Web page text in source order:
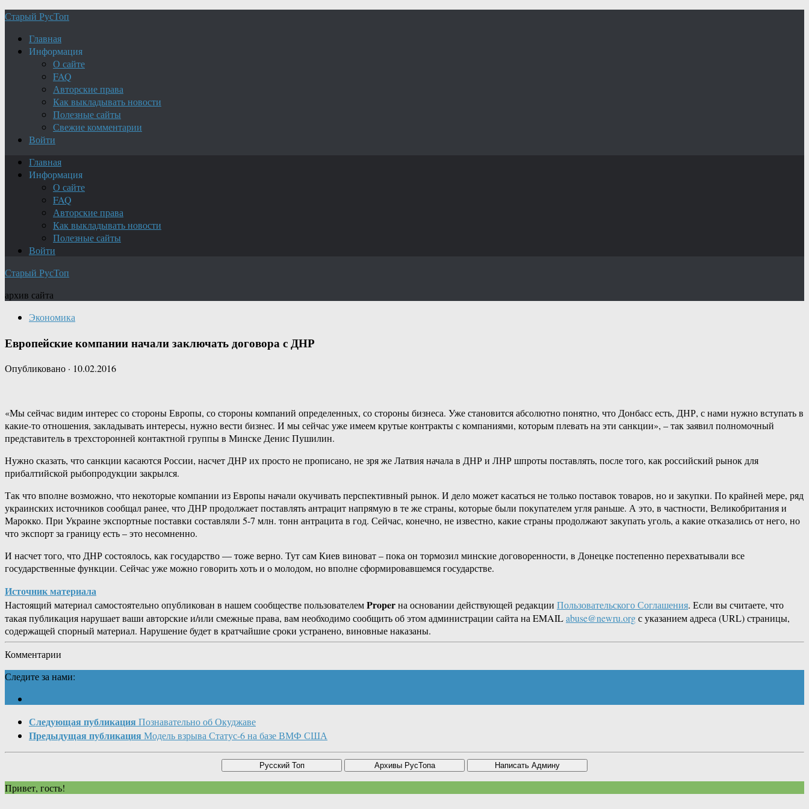
Старый РусТоп
Главная
Информация
О сайте
FAQ
Авторские права
Как выкладывать новости
Полезные сайты
Свежие комментарии
Войти
Главная
Информация
О сайте
FAQ
Авторские права
Как выкладывать новости
Полезные сайты
Войти
Старый РусТоп
архив сайта
Экономика
Европейские компании начали заключать договора с ДНР
Опубликовано · 10.02.2016
«Мы сейчас видим интерес со стороны Европы, со стороны компаний определенных, со стороны бизнеса. Уже становится абсолютно понятно, что Донбасс есть, ДНР, с нами нужно вступать в
какие-то отношения, закладывать интересы, нужно вести бизнес. И мы сейчас уже имеем крутые контракты с компаниями, которым плевать на эти санкции», – так заявил полномочный
представитель в трехсторонней контактной группы в Минске Денис Пушилин.
Нужно сказать, что санкции касаются России, насчет ДНР их просто не прописано, не зря же Латвия начала в ДНР и ЛНР шпроты поставлять, после того, как российский рынок для
прибалтийской рыбопродукции закрылся.
Так что вполне возможно, что некоторые компании из Европы начали окучивать перспективный рынок. И дело может касаться не только поставок товаров, но и закупки. По крайней мере, ряд
украинских источников сообщал ранее, что ДНР продолжает поставлять антрацит напрямую в те же страны, которые были покупателем угля раньше. А это, в частности, Великобритания и
Марокко. При Украине экспортные поставки составляли 5-7 млн. тонн антрацита в год. Сейчас, конечно, не известно, какие страны продолжают закупать уголь, а какие отказались от него, но
что экспорт за границу есть – это несомненно.
И насчет того, что ДНР состоялось, как государство — тоже верно. Тут сам Киев виноват – пока он тормозил минские договоренности, в Донецке постепенно перехватывали все
государственные функции. Сейчас уже можно говорить хоть и о молодом, но вполне сформировавшемся государстве.
Источник материала
Настоящий материал самостоятельно опубликован в нашем сообществе пользователемProperна основании действующей редакции Пользовательского Соглашения. Если вы считаете, что
такая публикация нарушает ваши авторские и/или смежные права, вам необходимо сообщить об этом администрации сайта на EMAILabuse@newru.orgс указанием адреса (URL) страницы,
содержащей спорный материал. Нарушение будет в кратчайшие сроки устранено, виновные наказаны.
Комментарии
Следите за нами:
Следующая публикация Познавательно об Окуджаве
Предыдущая публикация Модель взрыва Статус-6 на базе ВМФ США
Привет, гость!